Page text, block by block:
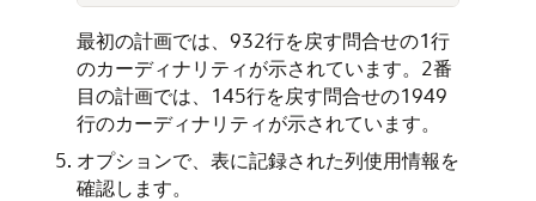
最初の計画では、932行を戻す問合せの1行
のカーディナリティが示されています。2番
目の計画では、145行を戻す問合せの1949
行のカーディナリティが示されています。
オプションで、表に記録された列使用情報を
確認します。